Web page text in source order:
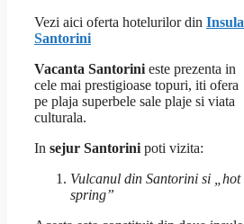
Vezi aici oferta hotelurilor din Insula
Santorini
Vacanta Santorini este prezenta in
cele mai prestigioase topuri, iti ofera
pe plaja superbele sale plaje si viata
culturala.
In sejur Santorini poti vizita:
Vulcanul din Santorini si „hot
spring”